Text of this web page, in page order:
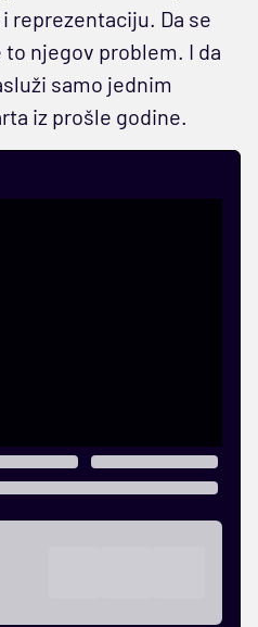
reprezentaciju. Da se
njegov problem. I da
samo jednim
iz prošle godine.